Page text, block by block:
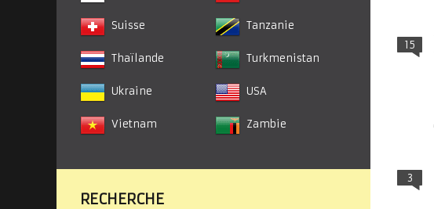
Suisse Tanzanie
Thaïlande Turkmenistan
Ukraine USA
Vietnam Zambie
RECHERCHE
15
3